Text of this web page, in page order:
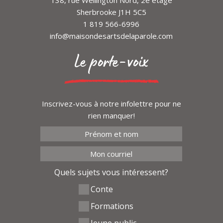
Date souhaitée *
jeudi 21 octobre
vendredi 22 octobre
Heure souhaitée (veuillez
noter que le service est offert
de 6h à 8h30 AM) *
Heures Minutes
Numéro de téléphone
Sherbrooke J1H 5C5
1 819 566-6996
info@maisondesartsdelaparole.com
Le porte-voix
Inscrivez-vous à notre infolettre pour ne
rien manquer!
Quels sujets vous intéressent?
Conte
Formations